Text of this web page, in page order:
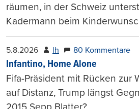
räumen, in der Schweiz
Kadermann beim
5.8.2026 lh 80 Kommentare
Infantino, Home Alone
Fifa-Präsident mit Rücken zur
auf Distanz, Trump längst
2015 Sepp Blatter?